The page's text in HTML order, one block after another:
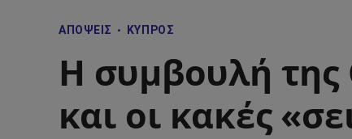
ΑΠΌΨΕΙΣ ΚΎΠΡΟΣ
Η συμβουλή της
και οι κακές